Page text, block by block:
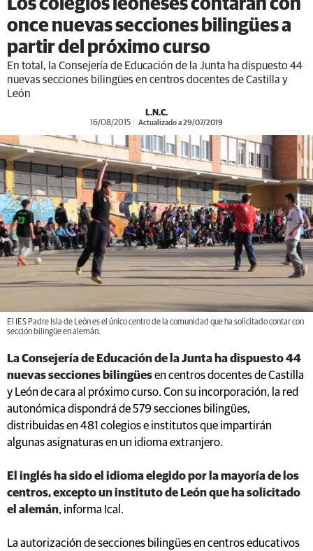
Los colegios leoneses contarán con
once nuevas secciones bilingües a
partir del próximo curso
En total, la Consejería de Educación de la Junta ha dispuesto 44
nuevas secciones bilingües en centros docentes de Castilla y
León
L.N.C.
16/08/2015 Actualizado a 29/07/2019
El IES Padre Isla de León es el único centro de la comunidad que ha solicitado contar con
sección bilingüe en alemán.
La Consejería de Educación de la Junta ha dispuesto 44
nuevas secciones bilingüesen centros docentes de Castilla
y León de cara al próximo curso. Con su incorporación, la red
autonómica dispondrá de 579 secciones bilingües,
distribuidas en 481 colegios e institutos que impartirán
algunas asignaturas en un idioma extranjero.
El inglés ha sido el idioma elegido por la mayoría de los
centros, excepto un instituto de León que ha solicitado
el alemán, informa Ical.
La autorización de secciones bilingües en centros educativos